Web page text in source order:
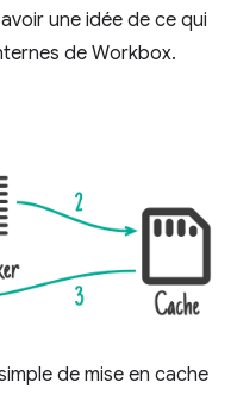
une idée de ce qui
de Workbox.
de mise en cache